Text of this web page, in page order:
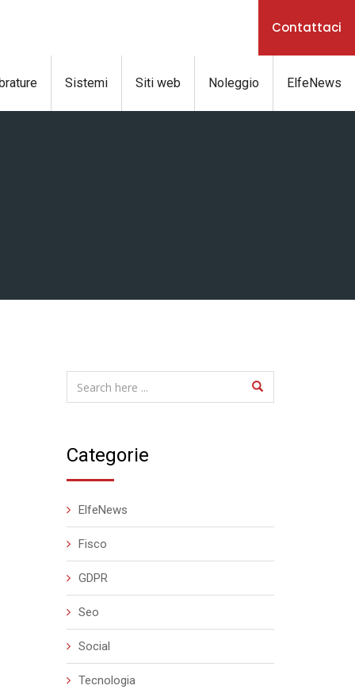
Contattaci
Sistemi Siti web Noleggio ElfeNews
Categorie
ElfeNews
Fisco
GDPR
Seo
Social
Tecnologia